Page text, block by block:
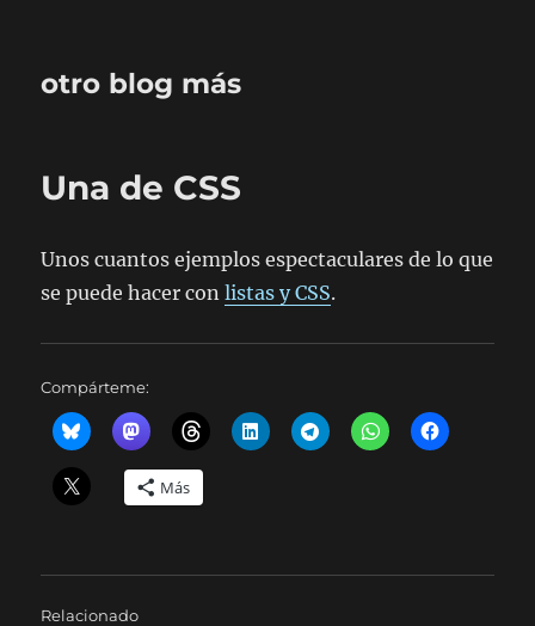
otro blog más
Una de CSS
Unos cuantos ejemplos espectaculares de lo que
se puede hacer conlistas y CSS.
Compárteme:
Más
Relacionado